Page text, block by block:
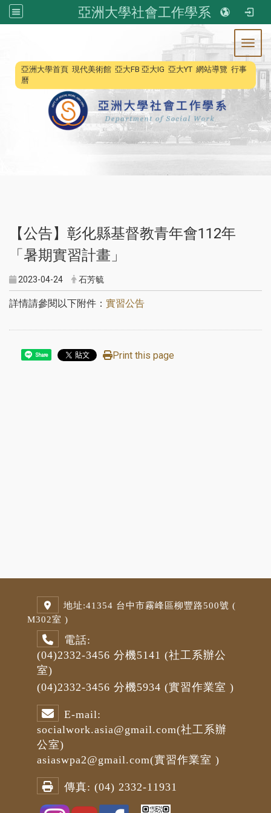
亞洲大學社會工作學系
::: 亞洲大學首頁 現代美術館 亞大FB 亞大IG 亞大YT 網站導覽 行事
曆
【公告】彰化縣基督教青年會112年
「暑期實習計畫」
2023-04-24 石芳毓
詳情請參閱以下附件： 實習公告
Share Print this page
地址:41354 台中市霧峰區柳豐路500號 (
M302室 )
電話:
(04)2332-3456 分機5141 (社工系辦公
室)
(04)2332-3456 分機5934 (實習作業室 )
E-mail:
socialwork.asia@gmail.com(社工系辦
公室)
asiaswpa2@gmail.com(實習作業室 )
傳真: (04) 2332-11931